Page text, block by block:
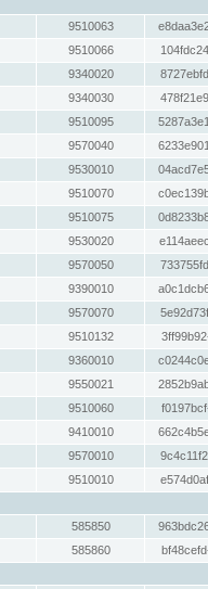
9510063
9510066
9340020
9340030
9510095
9570040
9530010
9510070
9510075
9530020
9570050
9390010
9570070
9510132
9360010
9550021
9510060
9410010
9570010
9510010
585850
585860